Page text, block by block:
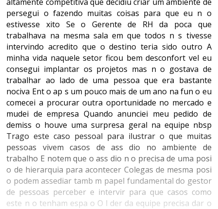
persegui o fazendo muitas coisas para que eu n o
estivesse xito Se o Gerente de RH da poca que
trabalhava na mesma sala em que todos n s tivesse
intervindo acredito que o destino teria sido outro A
minha vida naquele setor ficou bem desconfort vel eu
consegui implantar os projetos mas n o gostava de
trabalhar ao lado de uma pessoa que era bastante
nociva Ent o ap s um pouco mais de um ano na fun o eu
comecei a procurar outra oportunidade no mercado e
mudei de empresa Quando anunciei meu pedido de
demiss o houve uma surpresa geral na equipe nbsp
Trago este caso pessoal para ilustrar o que muitas
pessoas vivem casos de ass dio no ambiente de
trabalho E notem que o ass dio n o precisa de uma posi
o de hierarquia para acontecer Colegas de mesma posi
o podem assediar tamb m papel fundamental do gestor
de pessoas perceber e intervir para que casos como
este n o tenham espa o O l der da equipe precisa dar o